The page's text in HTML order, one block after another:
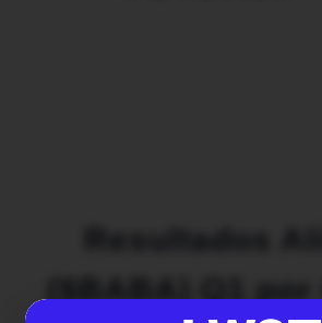
($BABA) Q1